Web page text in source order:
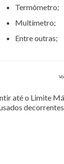
Termômetro;
Multímetro;
Entre outras;
até o Limite